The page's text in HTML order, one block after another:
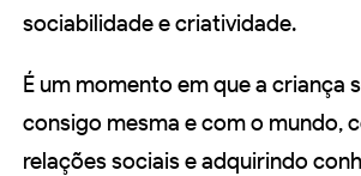
sociabilidade e criatividade.
É um momento em que a criança
consigo mesma e com o mundo,
relações sociais e adquirindo